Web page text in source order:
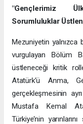
"Gençlerimiz
Sorumluluklar
Mezuniyetin yalnızca
vurgulayan Bölüm
üstleneceği kritik
Atatürk’ü Anma,
gerçekleşmesinin
Mustafa Kemal
Türkiye’nin